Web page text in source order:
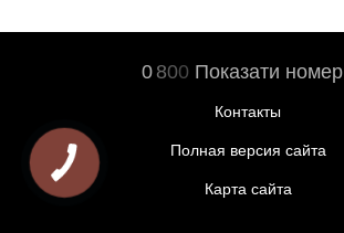
0 800 Показати номер
Контакты
Полная версия сайта
Карта сайта